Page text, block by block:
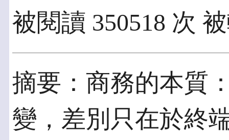
被閱讀 350518 次
摘要：商務的本質
變，差別只在於終